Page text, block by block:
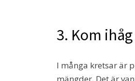
3. Kom
I många kretsar är
mängder. Det är